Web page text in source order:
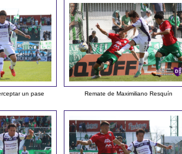
un pase Remate de Maximiliano Resquín